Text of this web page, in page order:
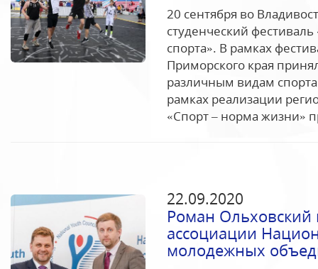
20 сентября во
студенческий
спорта». В рамках
Приморского края
различным видам
рамках реализации
«Спорт – норма жизни»
22.09.2020
Роман Ольховский
ассоциации
молодежных